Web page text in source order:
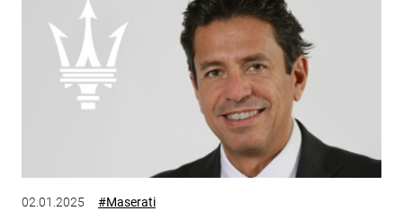
02.01.2025 #Maserati